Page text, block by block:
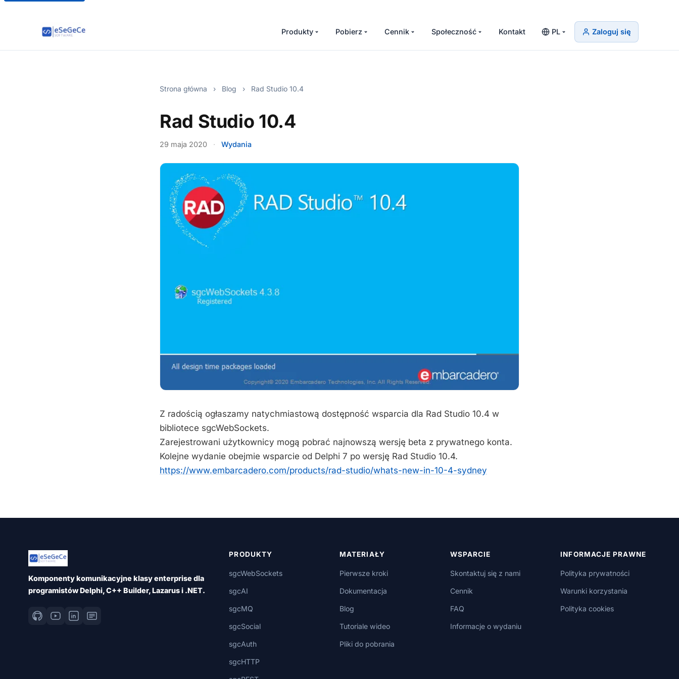
Produkty Pobierz Cennik Społeczność Kontakt PL Zaloguj się
Strona główna › Blog › Rad Studio 10.4
Rad Studio 10.4
29 maja 2020 · Wydania
Z radością ogłaszamy natychmiastową dostępność wsparcia dla Rad Studio 10.4 w
bibliotece sgcWebSockets.
Zarejestrowani użytkownicy mogą pobrać najnowszą wersję beta z prywatnego konta.
Kolejne wydanie obejmie wsparcie od Delphi 7 po wersję Rad Studio 10.4.
https://www.embarcadero.com/products/rad-studio/whats-new-in-10-4-sydney
Komponenty komunikacyjne klasy enterprise dla
programistów Delphi, C++ Builder, Lazarus i .NET.
PRODUKTY
sgcWebSockets
sgcAI
sgcMQ
sgcSocial
sgcAuth
sgcHTTP
MATERIAŁY
Pierwsze kroki
Dokumentacja
Blog
Tutoriale wideo
Pliki do pobrania
WSPARCIE
Skontaktuj się z nami
Cennik
FAQ
Informacje o wydaniu
INFORMACJE PRAWNE
Polityka prywatności
Warunki korzystania
Polityka cookies